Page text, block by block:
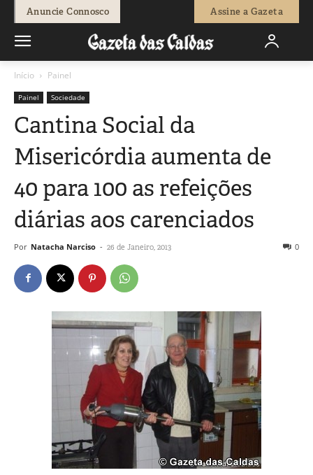
Anuncie Connosco Assine a Gazeta
Início Painel
Painel Sociedade
Cantina Social da
Misericórdia aumenta de
40 para 100 as refeições
diárias aos carenciados
Por Natacha Narciso - 26 de Janeiro, 2013 0